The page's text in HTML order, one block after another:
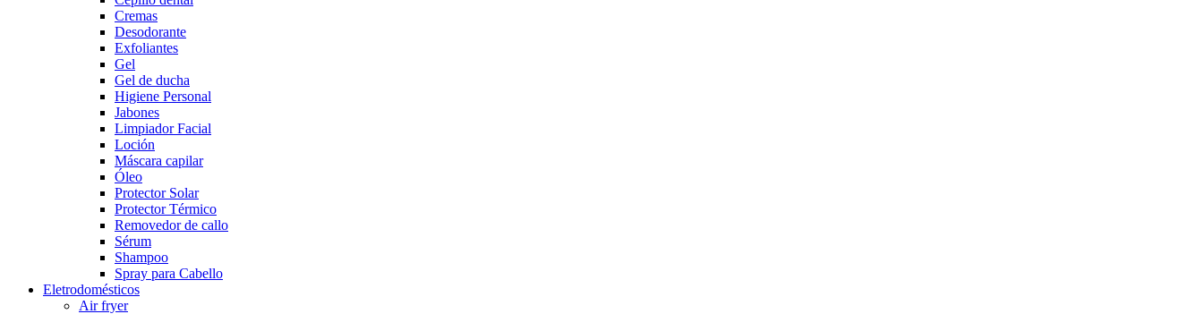
Cremas
Desodorante
Exfoliantes
Gel
Gel de ducha
Higiene Personal
Jabones
Limpiador Facial
Loción
Máscara capilar
Óleo
Protector Solar
Protector Térmico
Removedor de callo
Sérum
Shampoo
Spray para Cabello
Eletrodomésticos
Air fryer